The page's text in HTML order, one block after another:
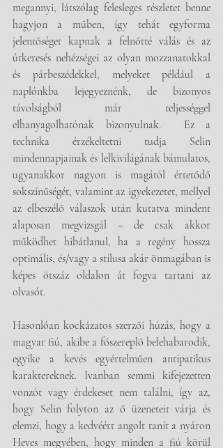
megannyi, látszólag felesleges részletet benne
hagyjon a műben, így tehát egyforma
jelentőséget kapnak a felnőtté válás és az
útkeresés nehézségei az olyan mozzanatokkal
és párbeszédekkel, melyeket például a
naplónkba lejegyeznénk, de bizonyos
távolságból már teljességgel
elhanyagolhatónak bizonyulnak.  Ez a
technika érzékeltetni tudja Selin
mindennapjainak és lelkivilágának bámulatos,
ugyanakkor nagyon is magától értetődő
sokszínűségét, valamint az igyekezetet, mellyel
az elbeszélő válaszok után kutatva mindent
alaposan megvizsgál – de csak akkor
működhet hibátlanul, ha a regény hossza
optimális, és/vagy a stílusa akár önmagában is
képes ötszáz oldalon át fogva tartani az
olvasót.
Hasonlóan kockázatos szerzői húzás, hogy a
magyar fiú, akibe a főszereplő belehabarodik,
egyike a kevés egyértelműen antipatikus
karaktereknek. Ivanban semmi kifejezetten
vonzót vagy érdekeset nem találni, így az,
hogy Selin folyton az ő üzeneteit várja és
elemzi, hogy a kedvéért angolt tanít a nyáron
Heves megyében, hogy minden a fiú körül